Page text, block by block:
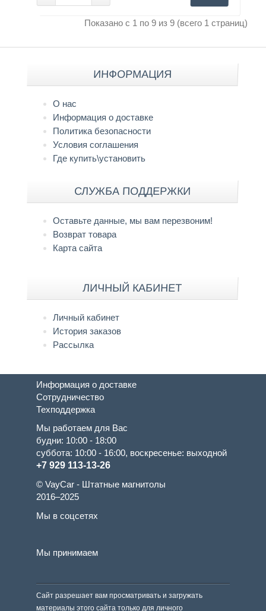
Показано с 1 по 9 из 9 (всего 1 страниц)
ИНФОРМАЦИЯ
О нас
Информация о доставке
Политика безопасности
Условия соглашения
Где купить\установить
СЛУЖБА ПОДДЕРЖКИ
Оставьте данные, мы вам перезвоним!
Возврат товара
Карта сайта
ЛИЧНЫЙ КАБИНЕТ
Личный кабинет
История заказов
Рассылка
Информация о доставке
Сотрудничество
Техподдержка
Мы работаем для Вас
будни: 10:00 - 18:00
суббота: 10:00 - 16:00, воскресенье: выходной
+7 929 113-13-26
© VayCar - Штатные магнитолы
2016–2025
Мы в соцсетях
Мы принимаем
Сайт разрешает вам просматривать и загружать
материалы этого сайта только для личного